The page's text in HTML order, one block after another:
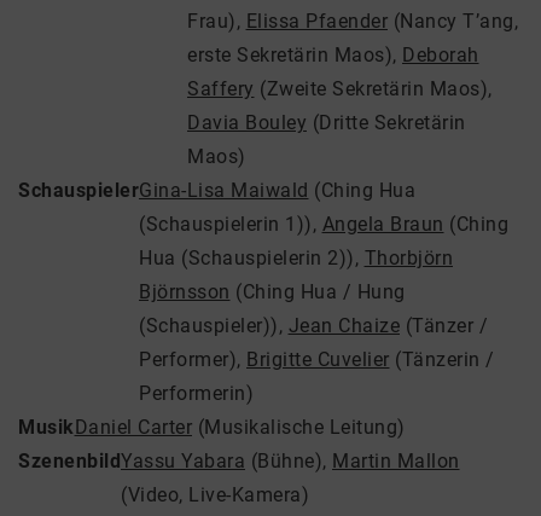
Frau), Elissa Pfaender (Nancy T’ang,
erste Sekretärin Maos), Deborah
Saffery (Zweite Sekretärin Maos),
Davia Bouley (Dritte Sekretärin
Maos)
SchauspielerGina-Lisa Maiwald (Ching Hua
(Schauspielerin 1)), Angela Braun (Ching
Hua (Schauspielerin 2)), Thorbjörn
Björnsson (Ching Hua / Hung
(Schauspieler)), Jean Chaize (Tänzer /
Performer), Brigitte Cuvelier (Tänzerin /
Performerin)
MusikDaniel Carter (Musikalische Leitung)
SzenenbildYassu Yabara (Bühne), Martin Mallon
(Video, Live-Kamera)